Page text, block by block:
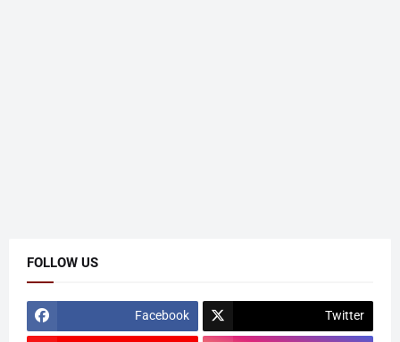
FOLLOW US
Facebook Twitter